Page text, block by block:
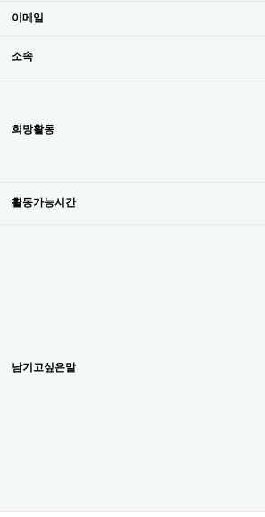
이메일
소속
희망활동
활동가능시간
남기고싶은말